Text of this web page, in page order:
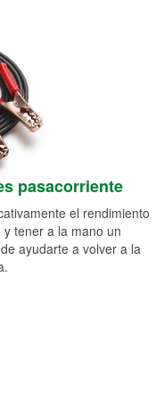
pasacorriente
el rendimiento
tener a la mano un
ayudarte a volver a la